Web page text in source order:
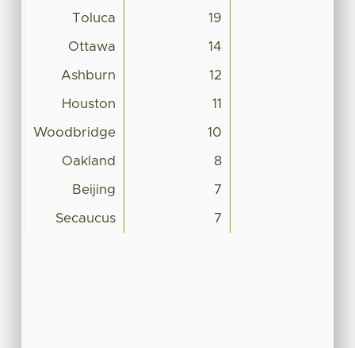
Toluca 19
Ottawa 14
Ashburn 12
Houston 11
Woodbridge 10
Oakland 8
Beijing 7
Secaucus 7